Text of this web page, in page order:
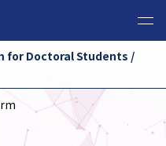
for Doctoral Students /